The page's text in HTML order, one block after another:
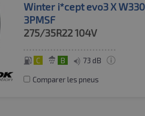
Winter i*cept evo3 X
3PMSF
275/35R22104V
C B 73 dB
Comparer les pneus